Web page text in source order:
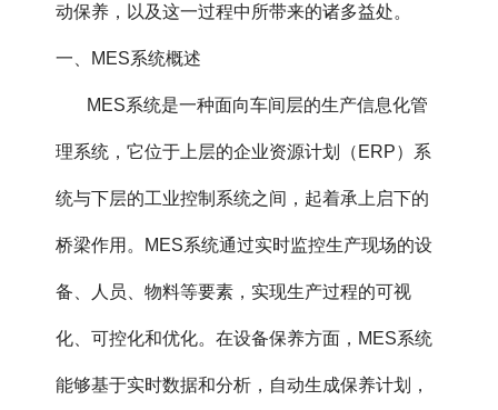
动保养，以及这一过程中所带来的诸多益处。
一、MES系统概述
MES系统是一种面向车间层的生产信息化管
理系统，它位于上层的企业资源计划（ERP）系
统与下层的工业控制系统之间，起着承上启下的
桥梁作用。MES系统通过实时监控生产现场的设
备、人员、物料等要素，实现生产过程的可视
化、可控化和优化。在设备保养方面，MES系统
能够基于实时数据和分析，自动生成保养计划，